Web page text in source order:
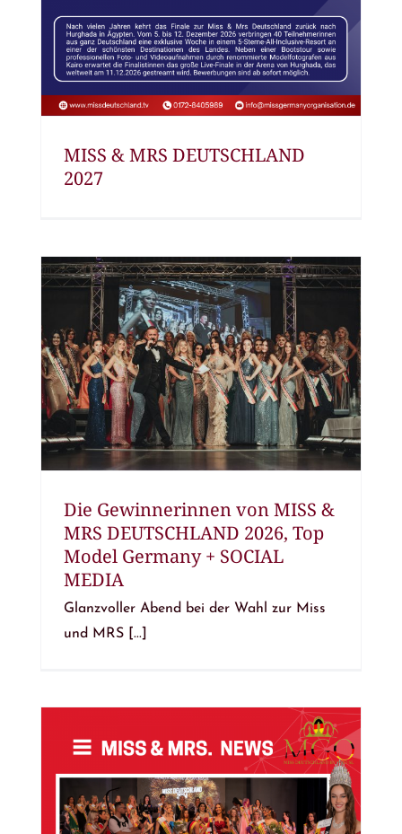
MISS & MRS DEUTSCHLAND
2027
Die Gewinnerinnen von MISS &
MRS DEUTSCHLAND 2026, Top
Model Germany + SOCIAL
MEDIA
Glanzvoller Abend bei der Wahl zur Miss
und MRS [...]